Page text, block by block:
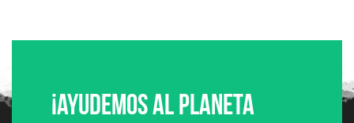
¡Ayudemos al planeta